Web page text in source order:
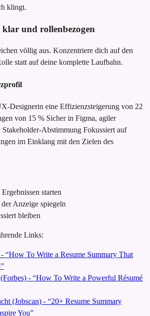
klingt.
klar und rollenbezogen
völlig aus. Konzentriere dich auf den
statt auf deine komplette Laufbahn.
Designerin eine Effizienzsteigerung von 22
von 15 % Sicher in Figma, agiler
Stakeholder-Abstimmung Fokussiert auf
im Einklang mit den Zielen des
starten
Anzeige spiegeln
bleiben
Links:
“How To Write a Resume Summary That
- “How To Write a Powerful Résumé
(Jobscan) - “20+ Resume Summary
You”